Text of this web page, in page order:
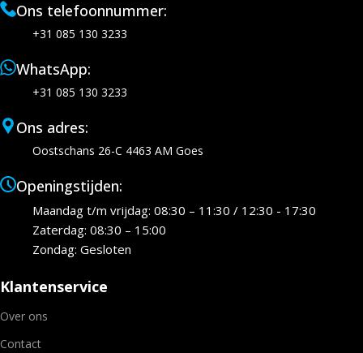
Ons telefoonnummer:
+31 085 130 3233
WhatsApp:
+31 085 130 3233
Ons adres:
Oostschans 26-C 4463 AM Goes
Openingstijden:
Maandag t/m vrijdag: 08:30 – 11:30 / 12:30 - 17:30
Zaterdag: 08:30 – 15:00
Zondag: Gesloten
Klantenservice
Over ons
Contact